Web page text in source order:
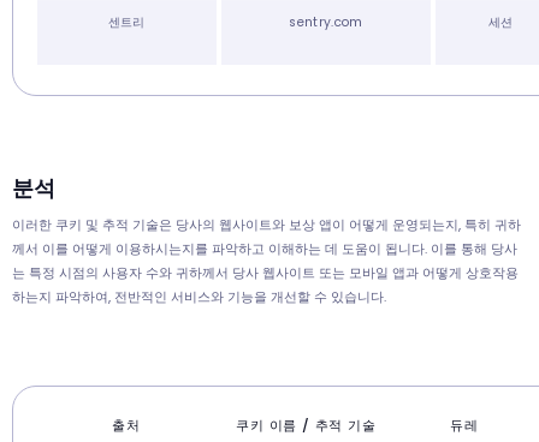
센트리 sentry.com 세션
분석
이러한 쿠키 및 추적 기술은 당사의 웹사이트와 보상 앱이 어떻게 운영되는지, 특히 귀하
께서 이를 어떻게 이용하시는지를 파악하고 이해하는 데 도움이 됩니다. 이를 통해 당사
는 특정 시점의 사용자 수와 귀하께서 당사 웹사이트 또는 모바일 앱과 어떻게 상호작용
하는지 파악하여, 전반적인 서비스와 기능을 개선할 수 있습니다.
출처 쿠키 이름 / 추적 기술 듀레